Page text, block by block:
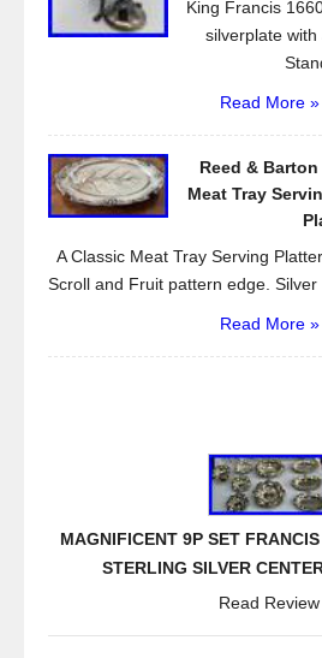
King Francis
silverplate with
Read More »
Reed &
Meat Tray
A Classic Meat Tray Serving
Scroll and Fruit pattern edge. Silver
Read More »
MAGNIFICENT 9P SET
STERLING SILVER
Read Review